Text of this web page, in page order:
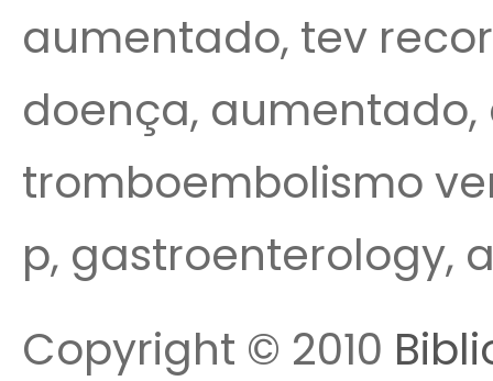
aumentado, tev
doença,
tromboembolismo
p, gastroenterology,
Copyright © 2010